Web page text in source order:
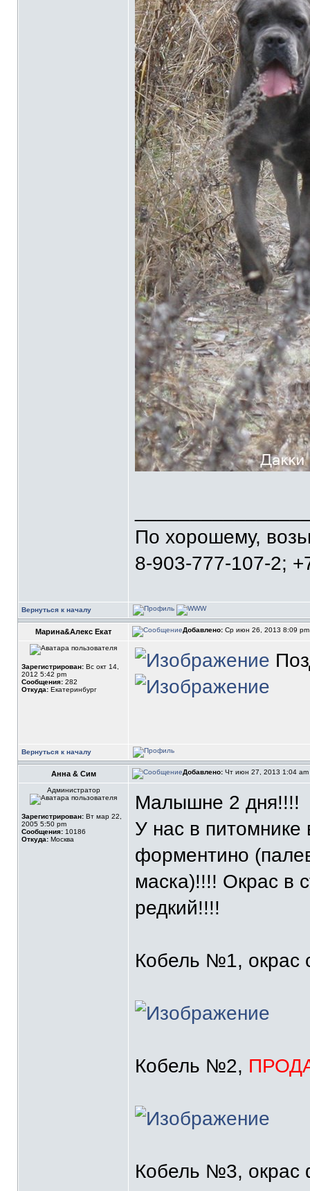
По хорошему,
8-903-777-107-2;
Вернуться к началу
Марина&Алекс Екат Добавлено: Ср июн 26, 2013 8:09
Зарегистрирован: Вс окт 14,
2012 5:42 pm
Сообщения: 282
Откуда: Екатеринбург
Вернуться к началу
Анна & Сим Добавлено: Чт июн 27, 2013 1:04 am
Администратор
Зарегистрирован: Вт мар 22,
2005 5:50 pm
Сообщения: 10186
Откуда: Москва
Малышне 2 дня!!!!
У нас в питомнике
форментино
маска)!!!! Окрас в
редкий!!!!
Кобель №1, окрас
Кобель №2,
Кобель №3, окрас